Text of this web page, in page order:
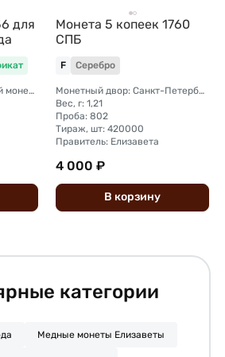
для
Монетный двор: Красный монетный двор (Москва)
Монета 5 копеек 1760
СПБ
F Серебро
Монетный двор: Санкт-Петербургский монетный двор
Вес, г: 1,21
Проба: 802
Тираж, шт: 420000
Правитель: Елизавета
4 000 ₽
В корзину
категории
Медные монеты Елизаветы